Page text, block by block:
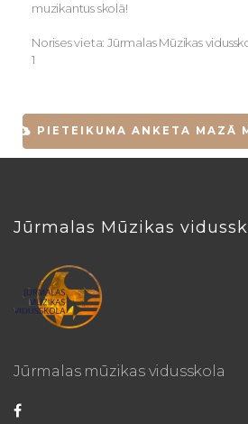
muzikantus skolā!
Norises vieta: Jūrmalas Mūzikas
1
PIETEIKUMA ANKETA MAZĀ
Jūrmalas Mūzikas
Jūrmalas mūzikas vidusskola